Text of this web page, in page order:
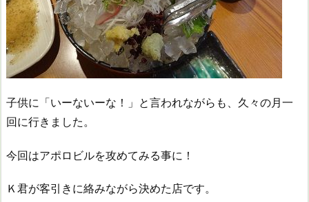
子供に「いーないーな！」と言われながらも、久々の月一
回に行きました。
今回はアポロビルを攻めてみる事に！
Ｋ君が客引きに絡みながら決めた店です。